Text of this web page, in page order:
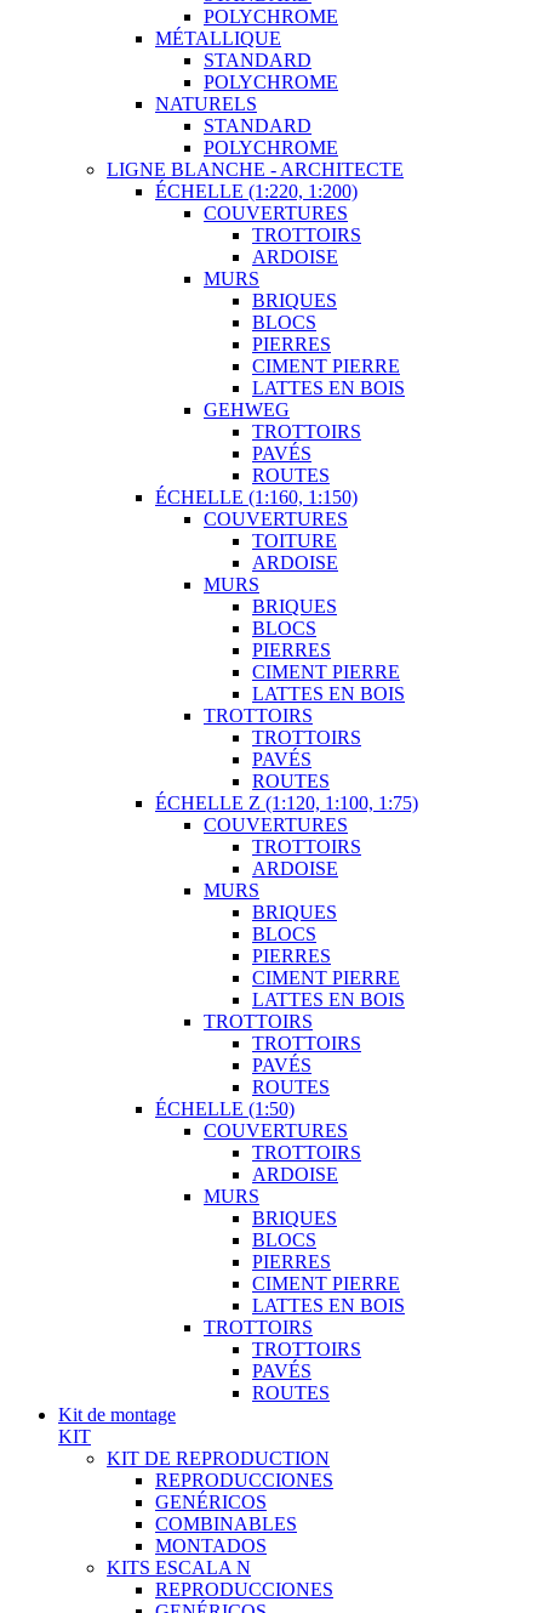
POLYCHROME
MÉTALLIQUE
STANDARD
POLYCHROME
NATURELS
STANDARD
POLYCHROME
LIGNE BLANCHE - ARCHITECTE
ÉCHELLE (1:220, 1:200)
COUVERTURES
TROTTOIRS
ARDOISE
MURS
BRIQUES
BLOCS
PIERRES
CIMENT PIERRE
LATTES EN BOIS
GEHWEG
TROTTOIRS
PAVÉS
ROUTES
ÉCHELLE (1:160, 1:150)
COUVERTURES
TOITURE
ARDOISE
MURS
BRIQUES
BLOCS
PIERRES
CIMENT PIERRE
LATTES EN BOIS
TROTTOIRS
TROTTOIRS
PAVÉS
ROUTES
ÉCHELLE Z (1:120, 1:100, 1:75)
COUVERTURES
TROTTOIRS
ARDOISE
MURS
BRIQUES
BLOCS
PIERRES
CIMENT PIERRE
LATTES EN BOIS
TROTTOIRS
TROTTOIRS
PAVÉS
ROUTES
ÉCHELLE (1:50)
COUVERTURES
TROTTOIRS
ARDOISE
MURS
BRIQUES
BLOCS
PIERRES
CIMENT PIERRE
LATTES EN BOIS
TROTTOIRS
TROTTOIRS
PAVÉS
ROUTES
Kit de montage
KIT
KIT DE REPRODUCTION
REPRODUCCIONES
GENÉRICOS
COMBINABLES
MONTADOS
KITS ESCALA N
REPRODUCCIONES